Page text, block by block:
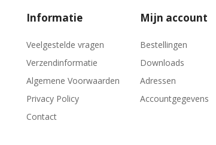
Informatie
Veelgestelde vragen
Verzendinformatie
Algemene Voorwaarden
Privacy Policy
Contact
Mijn account
Bestellingen
Downloads
Adressen
Accountgegevens